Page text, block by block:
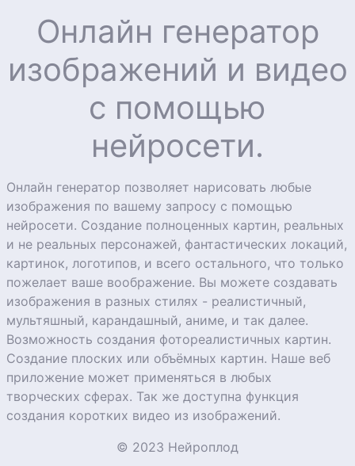
Онлайн генератор
изображений и видео
с помощью
нейросети.
Онлайн генератор позволяет нарисовать любые
изображения по вашему запросу с помощью
нейросети. Создание полноценных картин, реальных
и не реальных персонажей, фантастических локаций,
картинок, логотипов, и всего остального, что только
пожелает ваше воображение. Вы можете создавать
изображения в разных стилях - реалистичный,
мультяшный, карандашный, аниме, и так далее.
Возможность создания фотореалистичных картин.
Создание плоских или объёмных картин. Наше веб
приложение может применяться в любых
творческих сферах. Так же доступна функция
создания коротких видео из изображений.
© 2023 Нейроплод